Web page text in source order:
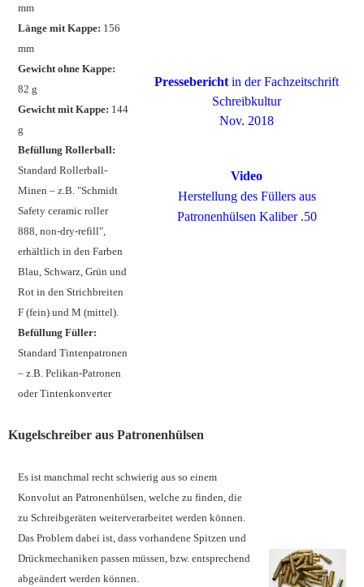
mm
Länge mit Kappe: 156
mm
Gewicht ohne Kappe:
82 g
Gewicht mit Kappe: 144
g
Befüllung Rollerball:
Standard Rollerball-
Minen – z.B. "Schmidt
Safety ceramic roller
888, non-dry-refill",
erhältlich in den Farben
Blau, Schwarz, Grün und
Rot in den Strichbreiten
F (fein) und M (mittel).
Befüllung Füller:
Standard Tintenpatronen
– z.B. Pelikan-Patronen
oder Tintenkonverter
Pressebericht in der Fachzeitschrift
Schreibkultur
Nov. 2018
Video
Herstellung des Füllers aus
Patronenhülsen Kaliber .50
Kugelschreiber aus Patronenhülsen
Es ist manchmal recht schwierig aus so einem
Konvolut an Patronenhülsen, welche zu finden, die
zu Schreibgeräten weiterverarbeitet werden können.
Das Problem dabei ist, dass vorhandene Spitzen und
Drückmechaniken passen müssen, bzw. entsprechend
abgeändert werden können.